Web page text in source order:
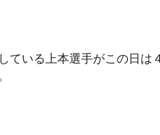
ている上本選手がこの日は